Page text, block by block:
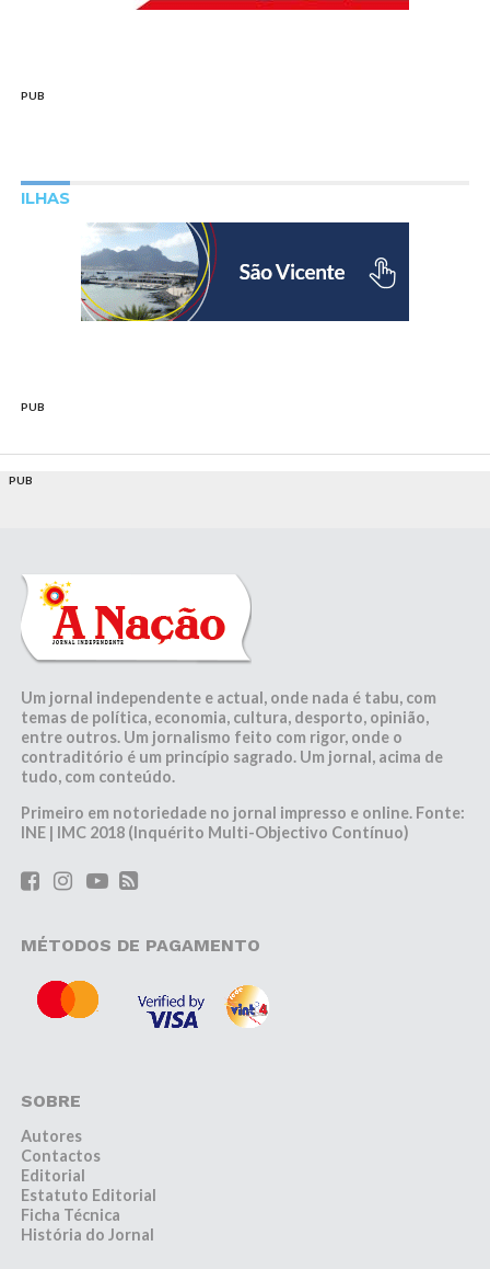
PUB
ILHAS
PUB
PUB
Um jornal independente e actual, onde nada é tabu, com
temas de política, economia, cultura, desporto, opinião,
entre outros. Um jornalismo feito com rigor, onde o
contraditório é um princípio sagrado. Um jornal, acima de
tudo, com conteúdo.
Primeiro em notoriedade no jornal impresso e online. Fonte:
INE | IMC 2018 (Inquérito Multi-Objectivo Contínuo)
MÉTODOS DE PAGAMENTO
SOBRE
Autores
Contactos
Editorial
Estatuto Editorial
Ficha Técnica
História do Jornal